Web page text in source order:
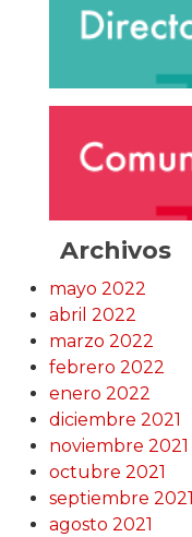
Archivos
mayo 2022
abril 2022
marzo 2022
febrero 2022
enero 2022
diciembre 2021
noviembre 2021
octubre 2021
septiembre 2021
agosto 2021